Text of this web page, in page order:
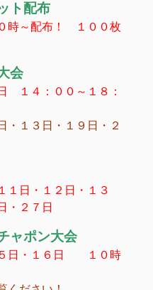
ト配布
時～配布！ １００枚
会
１４：００～１８：
１３日・１９日・２
１日・１２日・１３
・２７日
ャポン大会
日・１６日 １０時